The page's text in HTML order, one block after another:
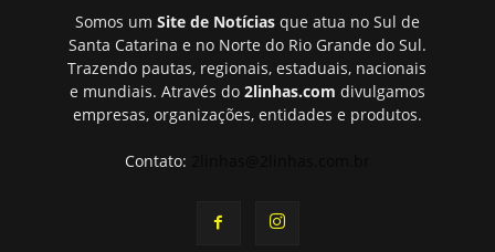
Somos um Site de Notíciasque atua no Sul de
Santa Catarina e no Norte do Rio Grande do Sul.
Trazendo pautas, regionais, estaduais, nacionais
e mundiais. Através do 2linhas.com divulgamos
empresas, organizações, entidades e produtos.
Contato: